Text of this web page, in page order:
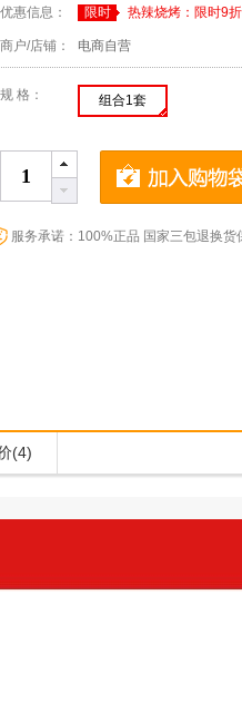
优惠信息：
限时 热辣烧烤：限时9
商户/店铺： 电商自营
规 格： 组合1套
服务承诺：100%正品 国家三包退换货
(4)